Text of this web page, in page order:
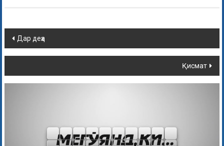
Дар деҳа
Қисмат